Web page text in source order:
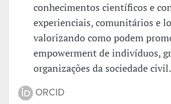
conhecimentos científicos e
experienciais, comunitários e
valorizando como podem
empowerment de indivíduos,
organizações da sociedade civil.
ORCID